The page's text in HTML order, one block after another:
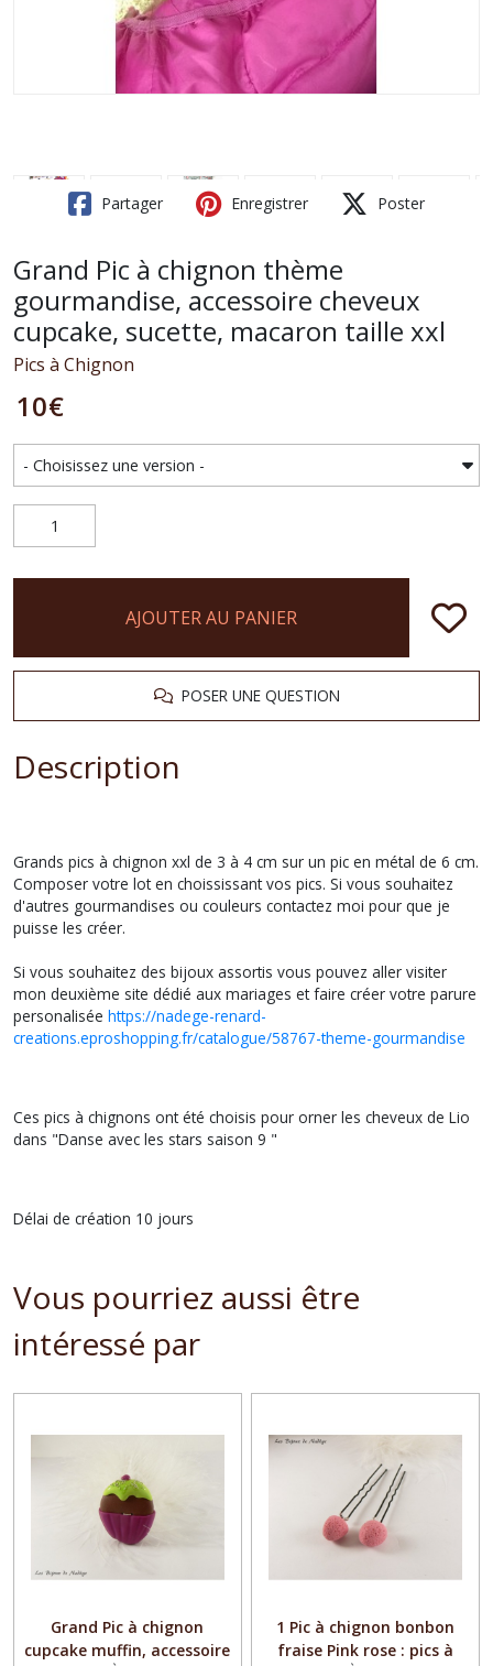
Partager Enregistrer Poster
Grand Pic à chignon thème
gourmandise, accessoire cheveux
cupcake, sucette, macaron taille xxl
Pics à Chignon
10€
AJOUTER AU PANIER
POSER UNE QUESTION
Description
Grands pics à chignon xxl de 3 à 4 cm sur un pic en métal de 6 cm.
Composer votre lot en choississant vos pics. Si vous souhaitez
d'autres gourmandises ou couleurs contactez moi pour que je
puisse les créer.
Si vous souhaitez des bijoux assortis vous pouvez aller visiter
mon deuxième site dédié aux mariages et faire créer votre parure
personalisée https://nadege-renard-
creations.eproshopping.fr/catalogue/58767-theme-gourmandise
Ces pics à chignons ont été choisis pour orner les cheveux de Lio
dans "Danse avec les stars saison 9 "
Délai de création 10 jours
Vous pourriez aussi être
intéressé par
Grand Pic à chignon
cupcake muffin, accessoire
1 Pic à chignon bonbon
fraise Pink rose : pics à